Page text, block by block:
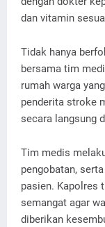
dan vitamin
Tidak hanya
bersama tim
rumah warga
penderita stroke
secara langsung
Tim medis
pengobatan,
pasien. Kapolres
semangat agar
diberikan